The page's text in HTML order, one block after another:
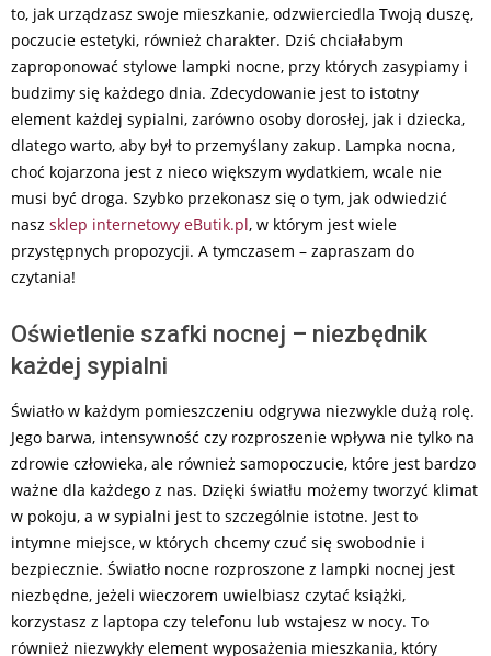
to, jak urządzasz swoje mieszkanie, odzwierciedla Twoją duszę,
poczucie estetyki, również charakter. Dziś chciałabym
zaproponować stylowe lampki nocne, przy których zasypiamy i
budzimy się każdego dnia. Zdecydowanie jest to istotny
element każdej sypialni, zarówno osoby dorosłej, jak i dziecka,
dlatego warto, aby był to przemyślany zakup. Lampka nocna,
choć kojarzona jest z nieco większym wydatkiem, wcale nie
musi być droga. Szybko przekonasz się o tym, jak odwiedzić
nasz sklep internetowy eButik.pl, w którym jest wiele
przystępnych propozycji. A tymczasem – zapraszam do
czytania!
Oświetlenie szafki nocnej – niezbędnik
każdej sypialni
Światło w każdym pomieszczeniu odgrywa niezwykle dużą rolę.
Jego barwa, intensywność czy rozproszenie wpływa nie tylko na
zdrowie człowieka, ale również samopoczucie, które jest bardzo
ważne dla każdego z nas. Dzięki światłu możemy tworzyć klimat
w pokoju, a w sypialni jest to szczególnie istotne. Jest to
intymne miejsce, w których chcemy czuć się swobodnie i
bezpiecznie. Światło nocne rozproszone z lampki nocnej jest
niezbędne, jeżeli wieczorem uwielbiasz czytać książki,
korzystasz z laptopa czy telefonu lub wstajesz w nocy. To
również niezwykły element wyposażenia mieszkania, który